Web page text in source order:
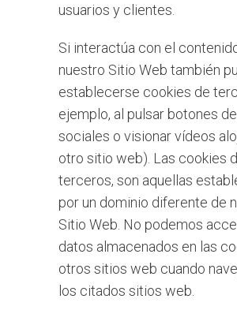
usuarios y clientes.
Si interactúa con el
nuestro Sitio Web también
establecerse cookies de
ejemplo, al pulsar botones
sociales o visionar vídeos
otro sitio web). Las cookies
terceros, son aquellas
por un dominio diferente de
Sitio Web. No podemos
datos almacenados en las
otros sitios web cuando
los citados sitios web.